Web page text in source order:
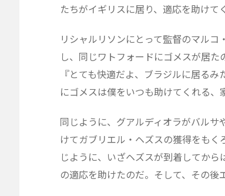
たちがイギリスに居り、適応を助けて
リシャルリソンにとって監督のマル
し、同じワトフォードにゴメスが居
『とても快適だよ、ブラジルに居る
にゴメスは僕をいつも助けてくれる、
同じように、グアルディオラがバル
けてガブリエル・ヘズスの獲得をも
じように、いざヘズスが到着してか
の適応を助けたのだ。そして、その後